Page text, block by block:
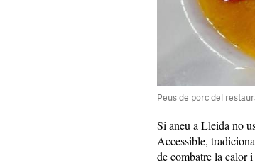
Peus de porc del
Si aneu a Lleida no
Accessible,
de combatre la calor